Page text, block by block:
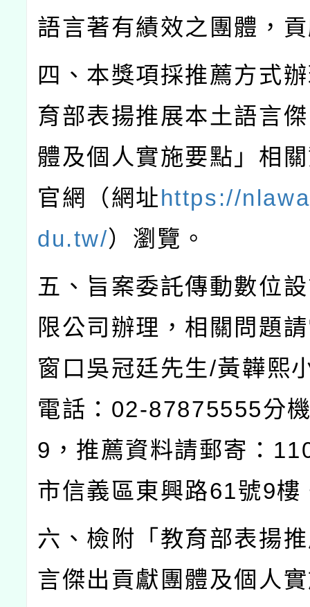
語言著有績效之團體，
四、本獎項採推薦方式
育部表揚推展本土語言
體及個人實施要點」相
官網（網址https://
du.tw/）瀏覽。
五、旨案委託傳動數位
限公司辦理，相關問題
窗口吳冠廷先生/黃韡熙
電話： 02-87875555分
9 ，推薦資料請郵寄：
市信義區東興路61號9樓
六、檢附「教育部表揚
言傑出貢獻團體及個人